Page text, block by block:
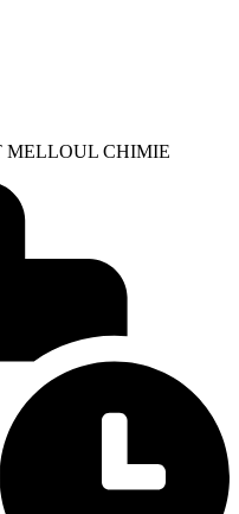
MELLOUL CHIMIE